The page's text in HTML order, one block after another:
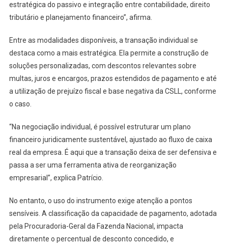
estratégica do passivo e integração entre contabilidade, direito
tributário e planejamento financeiro”, afirma.
Entre as modalidades disponíveis, a transação individual se
destaca como a mais estratégica. Ela permite a construção de
soluções personalizadas, com descontos relevantes sobre
multas, juros e encargos, prazos estendidos de pagamento e até
a utilização de prejuízo fiscal e base negativa da CSLL, conforme
o caso.
“Na negociação individual, é possível estruturar um plano
financeiro juridicamente sustentável, ajustado ao fluxo de caixa
real da empresa. É aqui que a transação deixa de ser defensiva e
passa a ser uma ferramenta ativa de reorganização
empresarial”, explica Patrício.
No entanto, o uso do instrumento exige atenção a pontos
sensíveis. A classificação da capacidade de pagamento, adotada
pela Procuradoria-Geral da Fazenda Nacional, impacta
diretamente o percentual de desconto concedido, e